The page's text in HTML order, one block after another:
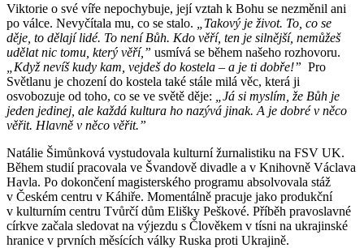
Viktorie o své víře nepochybuje, její vztah k Bohu se nezměnil ani
po válce. Nevyčítala mu, co se stalo.
„Takový je život. To, co se
děje, to dělají lidé. To není Bůh. Kdo věří, ten je silnější, nemůžeš
udělat nic tomu, který věří,” usmívá se během našeho rozhovoru.
„Když nevíš kudy kam, vejdeš do kostela – a je ti dobře!” Pro
Světlanu je chození do kostela také stále milá věc, která ji
osvobozuje od toho, co se ve světě děje:
„Já si myslím, že Bůh je
jeden jedinej, ale každá kultura ho nazývá jinak. A je dobré v něco
věřit. Hlavně v něco věřit.”
Natálie Šimůnková vystudovala kulturní žurnalistiku na FSV UK.
Během studií pracovala ve Švandově divadle a v Knihovně Václava
Havla. Po dokončení magisterského programu absolvovala stáž
v Českém centru v Káhiře. Momentálně pracuje jako produkční
v kulturním centru Tvůrčí dům Elišky Peškové. Příběh pravoslavné
církve začala sledovat na výjezdu s Člověkem v tísni na ukrajinské
hranice v prvních měsících války Ruska proti Ukrajině.